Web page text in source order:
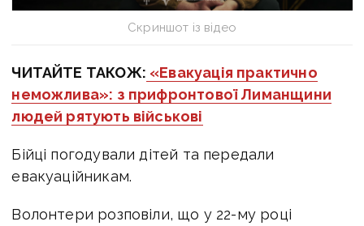
Скриншот із відео
ЧИТАЙТЕ ТАКОЖ: «Евакуація практично
неможлива»: з прифронтової Лиманщини
людей рятують військові
Бійці погодували дітей та передали
евакуаційникам.
Волонтери розповіли, що у 22-му році